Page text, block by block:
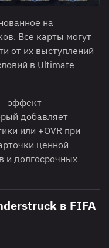
на
Все карты могут
от их выступлений
в Ultimate
эффект
добавляет
или +OVR при
ценной
и долгосрочных
в FIFA